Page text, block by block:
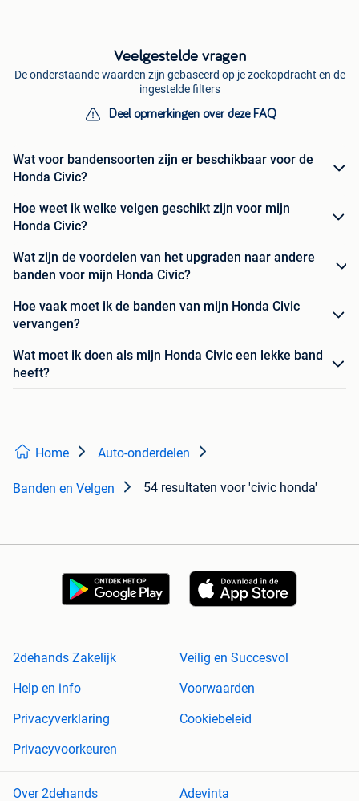
Veelgestelde vragen
De onderstaande waarden zijn gebaseerd op je zoekopdracht en de
ingestelde filters
Deel opmerkingen over deze FAQ
Wat voor bandensoorten zijn er beschikbaar voor de
Honda Civic?
Hoe weet ik welke velgen geschikt zijn voor mijn
Honda Civic?
Wat zijn de voordelen van het upgraden naar andere
banden voor mijn Honda Civic?
Hoe vaak moet ik de banden van mijn Honda Civic
vervangen?
Wat moet ik doen als mijn Honda Civic een lekke band
heeft?
Home Auto-onderdelen
Banden en Velgen 54 resultaten voor 'civic honda'
2dehands Zakelijk
Veilig en Succesvol
Help en info
Voorwaarden
Privacyverklaring
Cookiebeleid
Privacyvoorkeuren
Over 2dehands Adevinta